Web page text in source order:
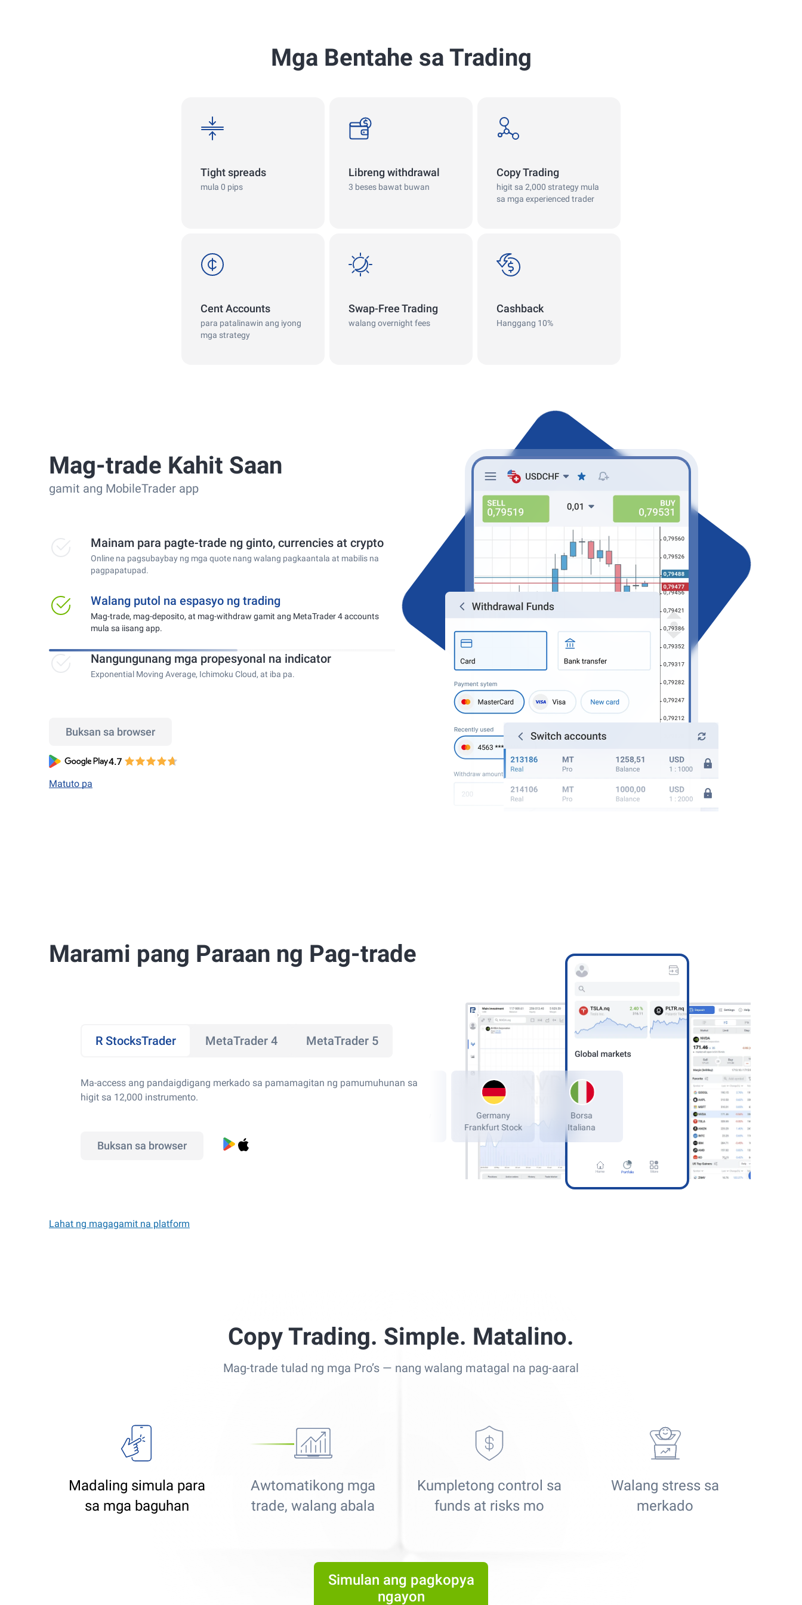
Mga Bentahe sa Trading
Tight spreads
mula 0 pips
Libreng withdrawal
3 beses bawat buwan
Copy Trading
higit sa 2,000 strategy mula
sa mga experienced trader
Cent Accounts
para patalinawin ang iyong
mga strategy
Swap-Free Trading
walang overnight fees
Cashback
Hanggang 10%
Mag-trade Kahit Saan
gamit ang MobileTrader app
Mainam para pagte-trade ng ginto, currencies at crypto
Online na pagsubaybay ng mga quote nang walang pagkaantala at mabilis na
pagpapatupad.
Walang putol na espasyo ng trading
Mag-trade, mag-deposito, at mag-withdraw gamit ang MetaTrader 4 accounts
mula sa iisang app.
Nangungunang mga propesyonal na indicator
Exponential Moving Average, Ichimoku Cloud, at iba pa.
Buksan sa browser
Matuto pa
Marami pang Paraan ng Pag-trade
R StocksTrader MetaTrader 4 MetaTrader 5
Ma-access ang pandaigdigang merkado sa pamamagitan ng pamumuhunan sa
higit sa 12,000 instrumento.
Buksan sa browser
Home Portfolio More
NASDAQ, New
York
Frankfurt Stock
Lahat ng magagamit na platform
Copy Trading. Simple. Matalino.
Mag-trade tulad ng mga Pro’s — nang walang matagal na pag-aaral
Madaling simula para
sa mga baguhan
Awtomatikong mga
trade, walang abala
Kumpletong control sa
funds at risks mo
Walang stress sa
merkado
Simulan ang pagkopya
ngayon
Best Copy Trading Platform 2025